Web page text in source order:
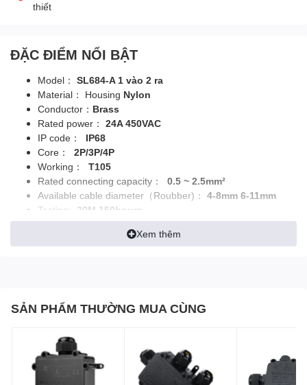
thiết
ĐẶC ĐIỂM NỔI BẬT
Model： SL684-A 1 vào 2 ra
Material： Housing Nylon
Conductor： Brass
Rated power： 24A 450VAC
IP code： IP68
Core： 2P/3P/4P
Working： T105
Rated connecting capacity： 0.5 ~ 2.5mm²
Available cable diameter（Roubber)： 4-8mm 6-11mm
Testing: 20M 150hours
Product Size:75.8mm*26.66mm
KEMA ,ENEC,CE,CB,SAA,ROHS
Xem thêm
SẢN PHẨM THƯỜNG MUA CÙNG